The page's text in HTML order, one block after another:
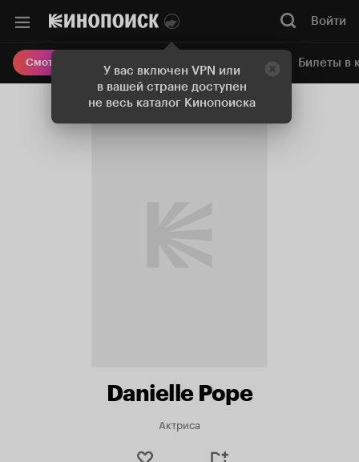
У вас включен VPN или
в вашей стране доступен
не весь каталог Кинопоиска
Войти
Смотреть кино Онлайн-кинотеатр Билеты в
Danielle Pope
Актриса